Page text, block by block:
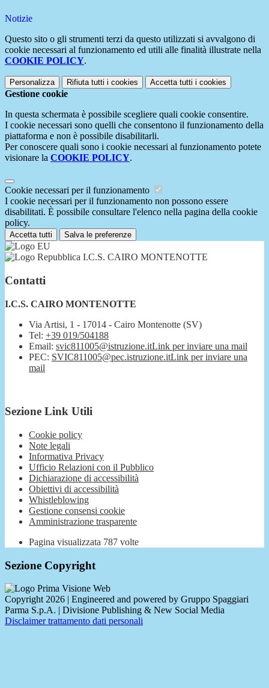
Notizie
Questo sito o gli strumenti terzi da questo utilizzati si avvalgono di
cookie necessari al funzionamento ed utili alle finalità illustrate nella
COOKIE POLICY.
Personalizza Rifiuta tutti i cookies Accetta tutti i cookies
Gestione cookie
In questa schermata è possibile scegliere quali cookie consentire.
I cookie necessari sono quelli che consentono il funzionamento della
piattaforma e non è possibile disabilitarli.
Per conoscere quali sono i cookie necessari al funzionamento potete
visionare la COOKIE POLICY.
Cookie necessari per il funzionamento
I cookie necessari per il funzionamento non possono essere
disabilitati. È possibile consultare l'elenco nella pagina della cookie
policy.
Accetta tutti Salva le preferenze
I.C.S. CAIRO MONTENOTTE
Contatti
I.C.S. CAIRO MONTENOTTE
Via Artisi, 1 - 17014 - Cairo Montenotte (SV)
Tel: +39 019/504188
Email: svic811005@istruzione.itLink per inviare una mail
PEC: SVIC811005@pec.istruzione.itLink per inviare una
mail
Sezione Link Utili
Cookie policy
Note legali
Informativa Privacy
Ufficio Relazioni con il Pubblico
Dichiarazione di accessibilità
Obiettivi di accessibilità
Whistleblowing
Gestione consensi cookie
Amministrazione trasparente
Pagina visualizzata 787 volte
Sezione Copyright
Copyright 2026 | Engineered and powered by Gruppo Spaggiari
Parma S.p.A. | Divisione Publishing & New Social Media
Disclaimer trattamento dati personali